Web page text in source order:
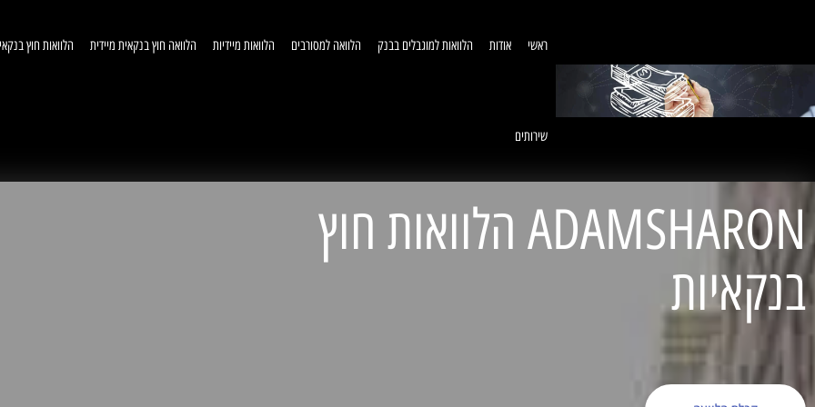
ראשי אודות הלוואות למוגבלים בבנק הלוואה למסורבים הלוואות מיידיות הלוואה חוץ בנקאית מיידית הלוואות חוץ
שירותים
ADAMSHARON הלוואות חוץ
בנקאיות